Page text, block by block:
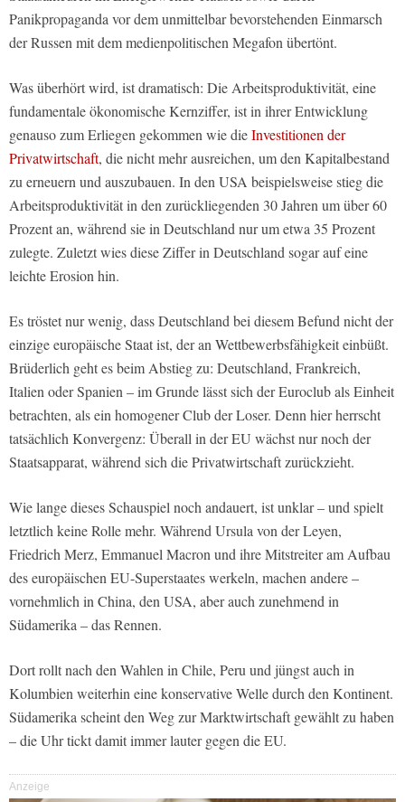
Panikpropaganda vor dem unmittelbar bevorstehenden Einmarsch
der Russen mit dem medienpolitischen Megafon übertönt.
Was überhört wird, ist dramatisch: Die Arbeitsproduktivität, eine
fundamentale ökonomische Kernziffer, ist in ihrer Entwicklung
genauso zum Erliegen gekommen wie dieInvestitionen der
Privatwirtschaft, die nicht mehr ausreichen, um den Kapitalbestand
zu erneuern und auszubauen. In den USA beispielsweise stieg die
Arbeitsproduktivität in den zurückliegenden 30 Jahren um über 60
Prozent an, während sie in Deutschland nur um etwa 35 Prozent
zulegte. Zuletzt wies diese Ziffer in Deutschland sogar auf eine
leichte Erosion hin.
Es tröstet nur wenig, dass Deutschland bei diesem Befund nicht der
einzige europäische Staat ist, der an Wettbewerbsfähigkeit einbüßt.
Brüderlich geht es beim Abstieg zu: Deutschland, Frankreich,
Italien oder Spanien – im Grunde lässt sich der Euroclub als Einheit
betrachten, als ein homogener Club der Loser. Denn hier herrscht
tatsächlich Konvergenz: Überall in der EU wächst nur noch der
Staatsapparat, während sich die Privatwirtschaft zurückzieht.
Wie lange dieses Schauspiel noch andauert, ist unklar – und spielt
letztlich keine Rolle mehr. Während Ursula von der Leyen,
Friedrich Merz, Emmanuel Macron und ihre Mitstreiter am Aufbau
des europäischen EU-Superstaates werkeln, machen andere –
vornehmlich in China, den USA, aber auch zunehmend in
Südamerika – das Rennen.
Dort rollt nach den Wahlen in Chile, Peru und jüngst auch in
Kolumbien weiterhin eine konservative Welle durch den Kontinent.
Südamerika scheint den Weg zur Marktwirtschaft gewählt zu haben
– die Uhr tickt damit immer lauter gegen die EU.
Anzeige